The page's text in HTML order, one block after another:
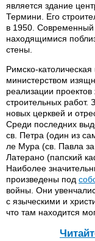
является здание
Термини. Его
в 1950. Современный
находящимися
стены.
Римско-католическая
министерством
реализации
строительных работ.
новых церквей и
Среди последних
св. Петра (один из
ле Мура (св. Павла
Латерано (папский
Наиболее
произведены под
войны. Они
с языческими и
что там находится